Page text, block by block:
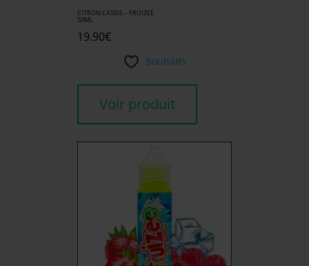
CITRON CASSIS – FRUIZEE
50ML
19.90€
Souhaits
Voir produit